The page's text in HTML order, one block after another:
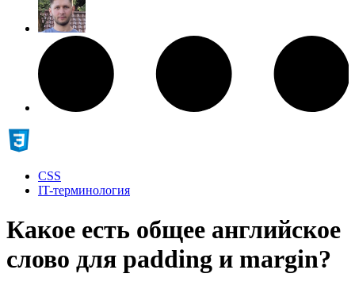
CSS
IT-терминология
Какое есть общее английское
слово для padding и margin?